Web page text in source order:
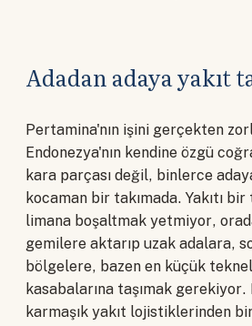
Adadan adaya yakıt
Pertamina'nın işini gerçekten
Endonezya'nın kendine özgü
kara parçası değil, binlerce
kocaman bir takımada. Yakıtı
limana boşaltmak yetmiyor,
gemilere aktarıp uzak adalara,
bölgelere, bazen en küçük
kasabalarına taşımak gerekiyor.
karmaşık yakıt lojistiklerinden